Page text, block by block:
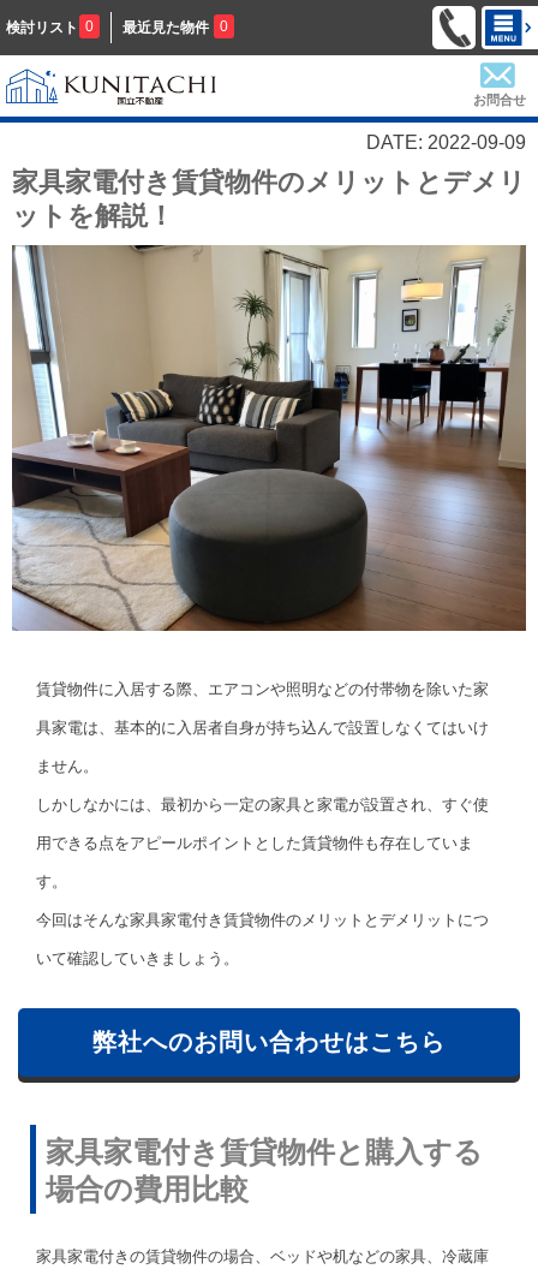
検討リスト 0 最近見た物件 0
お問合せ
DATE: 2022-09-09
家具家電付き賃貸物件のメリットとデメリ
ットを解説！
賃貸物件に入居する際、エアコンや照明などの付帯物を除いた家
具家電は、基本的に入居者自身が持ち込んで設置しなくてはいけ
ません。
しかしなかには、最初から一定の家具と家電が設置され、すぐ使
用できる点をアピールポイントとした賃貸物件も存在していま
す。
今回はそんな家具家電付き賃貸物件のメリットとデメリットにつ
いて確認していきましょう。
弊社へのお問い合わせはこちら
家具家電付き賃貸物件と購入する
場合の費用比較
家具家電付きの賃貸物件の場合、ベッドや机などの家具、冷蔵庫